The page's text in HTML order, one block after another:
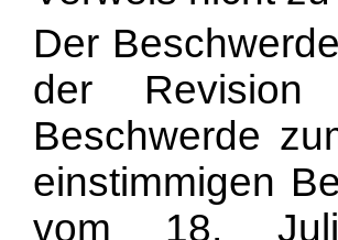
Der
der Revision
Beschwerde
einstimmigen
vom 18.